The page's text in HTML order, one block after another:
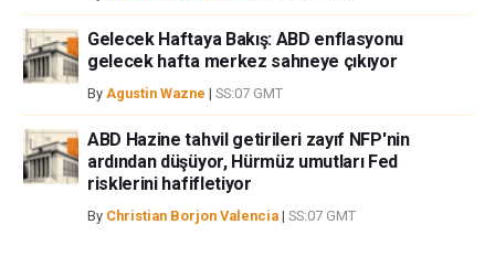
Gelecek Haftaya Bakış: ABD enflasyonu
gelecek hafta merkez sahneye çıkıyor
By Agustin Wazne | SS:07 GMT
ABD Hazine tahvil getirileri zayıf NFP'nin
ardından düşüyor, Hürmüz umutları Fed
risklerini hafifletiyor
By Christian Borjon Valencia | SS:07 GMT